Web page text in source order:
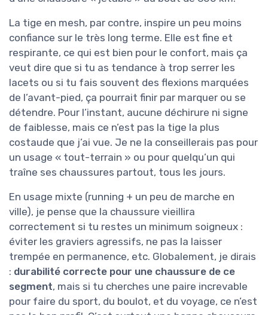
La tige en mesh, par contre, inspire un peu moins
confiance sur le très long terme. Elle est fine et
respirante, ce qui est bien pour le confort, mais ça
veut dire que si tu as tendance à trop serrer les
lacets ou si tu fais souvent des flexions marquées
de l’avant-pied, ça pourrait finir par marquer ou se
détendre. Pour l’instant, aucune déchirure ni signe
de faiblesse, mais ce n’est pas la tige la plus
costaude que j’ai vue. Je ne la conseillerais pas pour
un usage « tout-terrain » ou pour quelqu’un qui
traîne ses chaussures partout, tous les jours.
En usage mixte (running + un peu de marche en
ville), je pense que la chaussure vieillira
correctement si tu restes un minimum soigneux :
éviter les graviers agressifs, ne pas la laisser
trempée en permanence, etc. Globalement, je dirais
: durabilité correcte pour une chaussure de ce
segment, mais si tu cherches une paire increvable
pour faire du sport, du boulot, et du voyage, ce n’est